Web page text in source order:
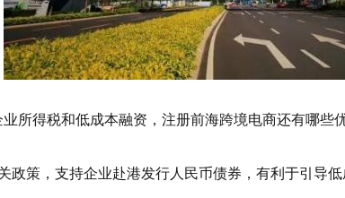
所得税和低成本融资，注册前海跨境电商还有哪些
政策，支持企业赴港发行人民币债券，有利于引导低